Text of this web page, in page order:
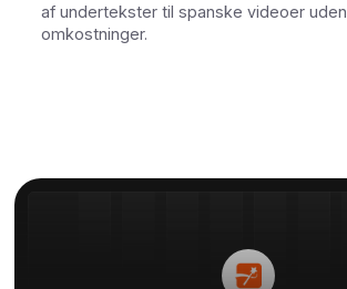
af undertekster til spanske videoer uden
omkostninger.